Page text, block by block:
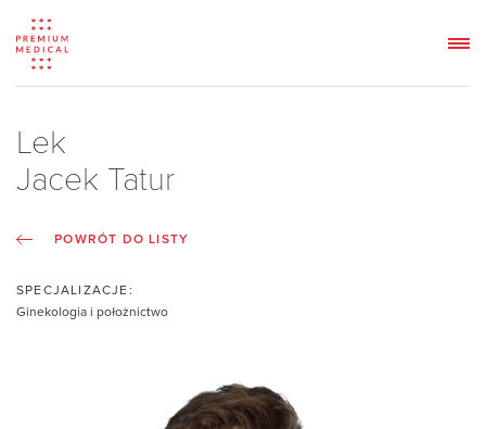
Lek
Jacek Tatur
POWRÓT DO LISTY
SPECJALIZACJE:
Ginekologia i położnictwo